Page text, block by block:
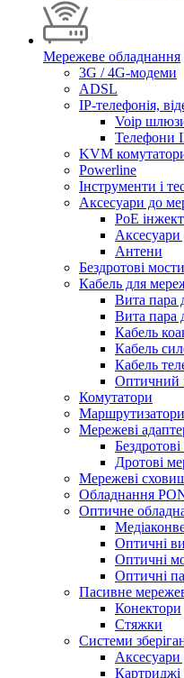
Мережеве обладнання
3G / 4G-модеми
ADSL
IP-телефонія,
Voip
Телефони
KVM
Powerline
Інструменти і
Аксесуари до
PoE
Антени
Бездротові мости
Кабель для
Вита пара
Вита пара
Кабель
Кабель
Кабель
Оптичний
Комутатори
Мережеві
Дротові
Мережеві
Обладнання
Оптичне
Оптичні
Оптичні
Оптичні
Пасивне
Конектори
Стяжки
Системи
Картриджі